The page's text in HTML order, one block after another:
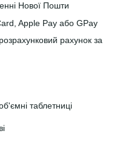
Нової Пошти
Apple Pay або GPay
рахунок за
таблетниці